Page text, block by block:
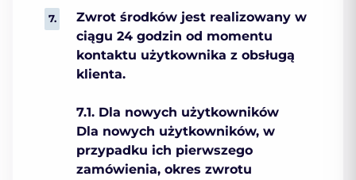
Zwrot środków jest realizowany w
ciągu 24 godzin od momentu
kontaktu użytkownika z obsługą
klienta.
7.1. Dla nowych użytkowników
Dla nowych użytkowników, w
przypadku ich pierwszego
zamówienia, okres zwrotu